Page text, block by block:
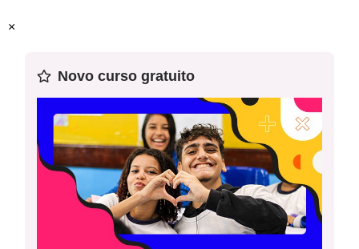
Especialista: Celina Fernandes
×
Novo curso gratuito